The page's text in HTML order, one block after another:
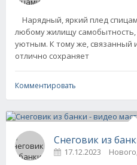
Нарядный, яркий плед
любому жилищу
уютным. К тому же, связанный
отлично сохраняет
Комментировать
Снеговик из
17.12.2023